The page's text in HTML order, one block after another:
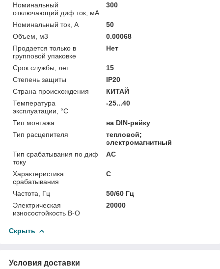
Номинальный
отключающий диф ток, мА
300
Номинальный ток, А
50
Объем, м3
0.00068
Продается только в
групповой упаковке
Нет
Срок службы, лет
15
Степень защиты
IP20
Страна происхождения
КИТАЙ
Температура
эксплуатации, °C
-25...40
Тип монтажа
на DIN-рейку
Тип расцепителя
тепловой;
электромагнитный
Тип срабатывания по диф
току
AC
Характеристика
срабатывания
C
Частота, Гц
50/60 Гц
Электрическая
износостойкость В-О
20000
Скрыть
Условия доставки